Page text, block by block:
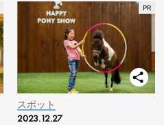
スポット
2023.12.27